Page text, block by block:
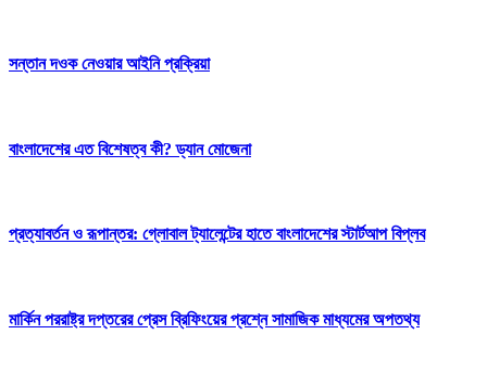
সন্তান দওক নেওয়ার আইনি প্রক্রিয়া
বাংলাদেশের এত বিশেষত্ব কী? ড্যান মোজেনা
প্রত্যাবর্তন ও রূপান্তর: গ্লোবাল ট্যালেন্টের হাতে বাংলাদেশের স্টার্টআপ বিপ্লব
মার্কিন পররাষ্ট্র দপ্তরের প্রেস ব্রিফিংয়ের প্রশ্নে সামাজিক মাধ্যমের অপতথ্য